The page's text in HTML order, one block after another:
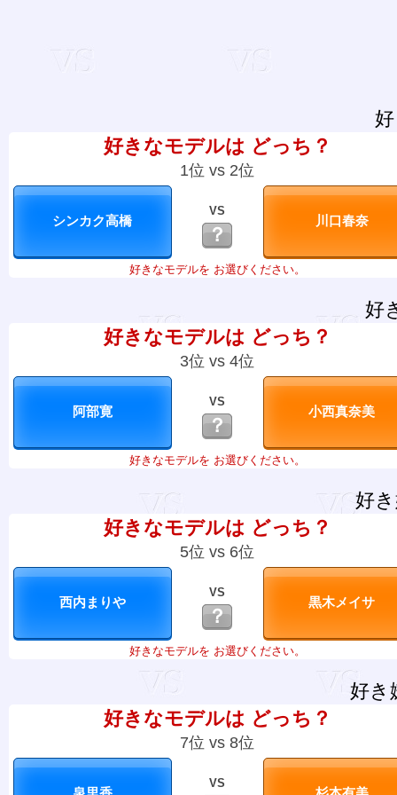
好きなモデルは どっち？
1位 vs 2位
VS
？
好きなモデルを お選びください。
好
好きなモデルは どっち？
3位 vs 4位
VS
？
好きなモデルを お選びください。
好
好きなモデルは どっち？
5位 vs 6位
VS
？
好きなモデルを お選びください。
好き
好きなモデルは どっち？
7位 vs 8位
VS